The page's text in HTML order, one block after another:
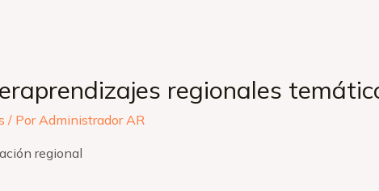
regionales
/ PorAdministrador AR
regional